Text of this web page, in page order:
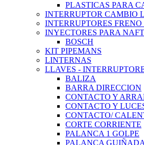
PLASTICAS PARA
INTERRUPTOR CAMBIO
INTERRUPTORES FRENO
INYECTORES PARA
BOSCH
KIT PIPEMANS
LINTERNAS
LLAVES -
BALIZA
BARRA DIRECCION
CONTACTO Y
CONTACTO Y
CONTACTO/
CORTE CORRIENTE
PALANCA 1 GOLPE
PALANCA GUIÑADA